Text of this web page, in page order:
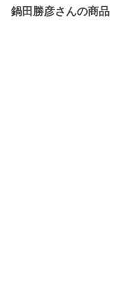
鍋田勝彦さんの商品